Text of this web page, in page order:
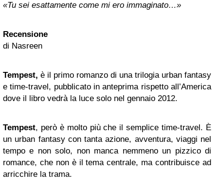
«Tu sei esattamente come mi ero immaginato…»
Recensione
di Nasreen
Tempest, è il primo romanzo di una trilogia urban fantasy
e time-travel, pubblicato in anteprima rispetto all’America
dove il libro vedrà la luce solo nel gennaio 2012.
Tempest, però è molto più che il semplice time-travel. È
un urban fantasy con tanta azione, avventura, viaggi nel
tempo e non solo, non manca nemmeno un pizzico di
romance, che non è il tema centrale, ma contribuisce ad
arricchire la trama.